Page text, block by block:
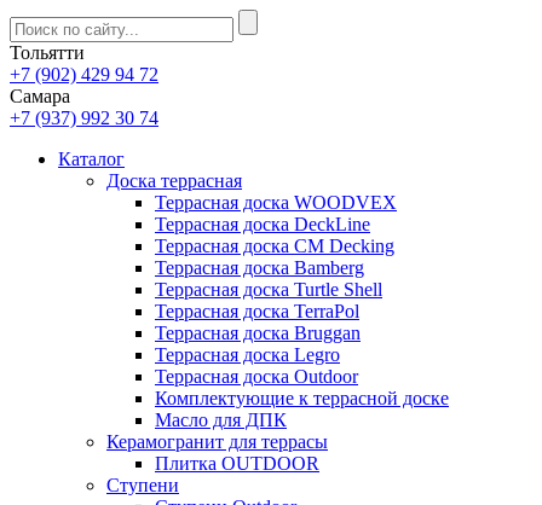
Тольятти
+7 (902) 429 94 72
Самара
+7 (937) 992 30 74
Каталог
Доска террасная
Террасная доска WOODVEX
Террасная доска DeckLine
Террасная доска CM Decking
Террасная доска Bamberg
Террасная доска Turtle Shell
Террасная доска TerraPol
Террасная доска Bruggan
Террасная доска Legro
Террасная доска Outdoor
Комплектующие к террасной доске
Масло для ДПК
Керамогранит для террасы
Плитка OUTDOOR
Ступени